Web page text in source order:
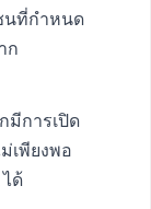
นที่กำหนด
ก
มีการเปิด
เพียงพอ
ได้